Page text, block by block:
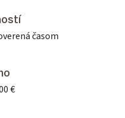
časom
€